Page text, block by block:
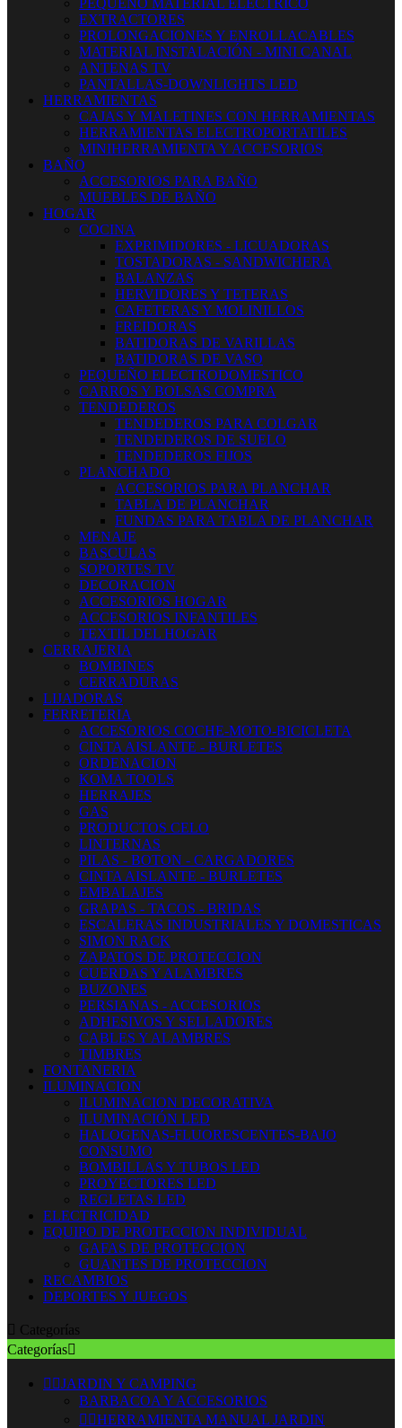
PEQUEÑO MATERIAL ELECTRICO
EXTRACTORES
PROLONGACIONES Y ENROLLACABLES
MATERIAL INSTALACIÓN - MINI CANAL
ANTENAS TV
PANTALLAS-DOWNLIGHTS LED
HERRAMIENTAS
CAJAS Y MALETINES CON HERRAMIENTAS
HERRAMIENTAS ELECTROPORTATILES
MINIHERRAMIENTA Y ACCESORIOS
BAÑO
ACCESORIOS PARA BAÑO
MUEBLES DE BAÑO
HOGAR
COCINA
EXPRIMIDORES - LICUADORAS
TOSTADORAS - SANDWICHERA
BALANZAS
HERVIDORES Y TETERAS
CAFETERAS Y MOLINILLOS
FREIDORAS
BATIDORAS DE VARILLAS
BATIDORAS DE VASO
PEQUEÑO ELECTRODOMESTICO
CARROS Y BOLSAS COMPRA
TENDEDEROS
TENDEDEROS PARA COLGAR
TENDEDEROS DE SUELO
TENDEDEROS FIJOS
PLANCHADO
ACCESORIOS PARA PLANCHAR
TABLA DE PLANCHAR
FUNDAS PARA TABLA DE PLANCHAR
MENAJE
BASCULAS
SOPORTES TV
DECORACION
ACCESORIOS HOGAR
ACCESORIOS INFANTILES
TEXTIL DEL HOGAR
CERRAJERIA
BOMBINES
CERRADURAS
LIJADORAS
FERRETERIA
ACCESORIOS COCHE-MOTO-BICICLETA
CINTA AISLANTE - BURLETES
ORDENACION
KOMA TOOLS
HERRAJES
GAS
PRODUCTOS CELO
LINTERNAS
PILAS - BOTON - CARGADORES
CINTA AISLANTE - BURLETES
EMBALAJES
GRAPAS - TACOS - BRIDAS
ESCALERAS INDUSTRIALES Y DOMESTICAS
SIMON RACK
ZAPATOS DE PROTECCION
CUERDAS Y ALAMBRES
BUZONES
PERSIANAS - ACCESORIOS
ADHESIVOS Y SELLADORES
CABLES Y ALAMBRES
TIMBRES
FONTANERIA
ILUMINACION
ILUMINACION DECORATIVA
ILUMINACIÓN LED
HALOGENAS-FLUORESCENTES-BAJO
CONSUMO
BOMBILLAS Y TUBOS LED
PROYECTORES LED
REGLETAS LED
ELECTRICIDAD
EQUIPO DE PROTECCION INDIVIDUAL
GAFAS DE PROTECCION
GUANTES DE PROTECCION
RECAMBIOS
DEPORTES Y JUEGOS
 Categorías
Categorías
 JARDIN Y CAMPING
BARBACOA Y ACCESORIOS
 HERRAMIENTA MANUAL JARDIN